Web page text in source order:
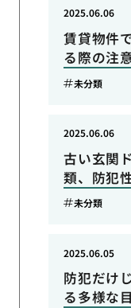
賃貸物件
る際の注
2025.06.06
未分類
古い玄関
類、防犯
2025.06.06
未分類
防犯だけ
る多様な
2025.06.05